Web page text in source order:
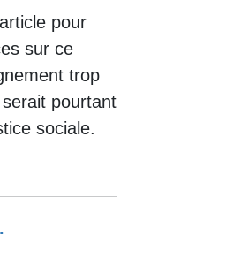
pour
sur ce
trop
pourtant
sociale.